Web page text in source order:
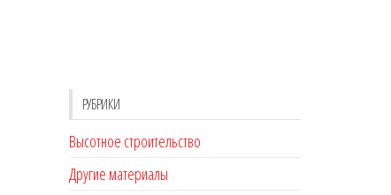
РУБРИКИ
Высотное строительство
Другие материалы